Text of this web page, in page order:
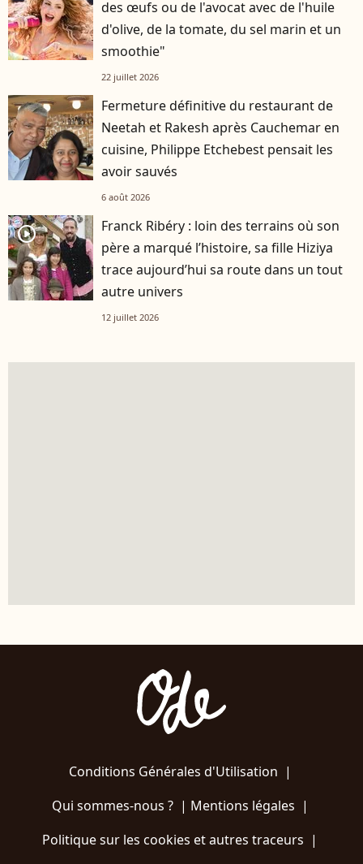
des œufs ou de l'avocat avec de l'huile
d'olive, de la tomate, du sel marin et un
smoothie"
22 juillet 2026
Fermeture définitive du restaurant de
Neetah et Rakesh après Cauchemar en
cuisine, Philippe Etchebest pensait les
avoir sauvés
6 août 2026
player2
Franck Ribéry : loin des terrains où son
père a marqué l’histoire, sa fille Hiziya
trace aujourd’hui sa route dans un tout
autre univers
12 juillet 2026
Conditions Générales d'Utilisation |
Qui sommes-nous ?| Mentions légales |
Politique sur les cookies et autres traceurs |